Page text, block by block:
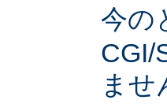
今の
CGI/
ませ